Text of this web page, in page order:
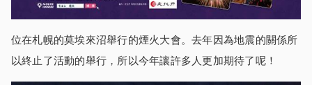
位在札幌的莫埃來沼舉行的煙火大會。去年因為地震的關係所
以終止了活動的舉行，所以今年讓許多人更加期待了呢！